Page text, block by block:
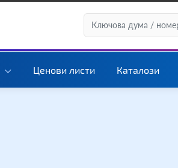
Ценови листи Каталози